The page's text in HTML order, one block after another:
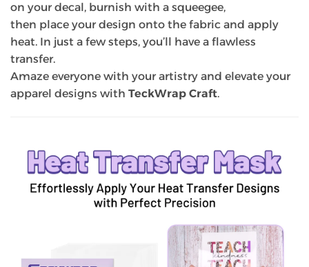
on your decal, burnish with a squeegee,
then place your design onto the fabric and apply
heat. In just a few steps, you’ll have a flawless
transfer.
Amaze everyone with your artistry and elevate your
apparel designs with TeckWrap Craft.